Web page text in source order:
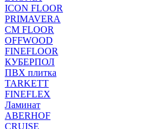
ICON FLOOR
PRIMAVERA
CM FLOOR
OFFWOOD
FINEFLOOR
КУБЕРПОЛ
ПВХ плитка
TARKETT
FINEFLEX
Ламинат
ABERHOF
CRUISE